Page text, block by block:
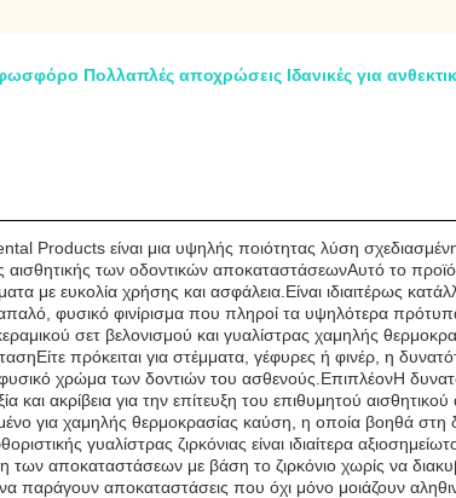
Πολλαπλές αποχρώσεις Ιδανικές για
είναι μια υψηλής ποιότητας λύση σχεδιασμένη
αισθητικής των οδοντικών αποκαταστάσεωνΑυτό το
με ευκολία χρήσης και ασφάλεια.Είναι ιδιαιτέρως
φυσικό φινίρισμα που πληροί τα υψηλότερα πρότυπα
σετ βελονισμού και γυαλίστρας χαμηλής
πρόκειται για στέμματα, γέφυρες ή φινέρ, η
χρώμα των δοντιών του ασθενούς.ΕπιπλέονΗ
και ακρίβεια για την επίτευξη του επιθυμητού
για χαμηλής θερμοκρασίας καύση, η οποία βοηθά
γυαλίστρας ζιρκόνιας είναι ιδιαίτερα
αποκαταστάσεων με βάση το ζιρκόνιο χωρίς να
παράγουν αποκαταστάσεις που όχι μόνο μοιάζουν